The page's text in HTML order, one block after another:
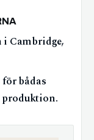
i Cambridge,
bådas